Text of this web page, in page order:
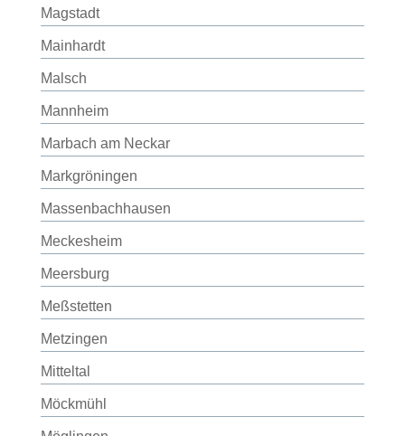
Magstadt
Mainhardt
Malsch
Mannheim
Marbach am Neckar
Markgröningen
Massenbachhausen
Meckesheim
Meersburg
Meßstetten
Metzingen
Mitteltal
Möckmühl